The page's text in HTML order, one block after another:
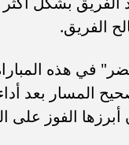
الفريق.
في هذه
المسار بعد
أبرزها الفوز على